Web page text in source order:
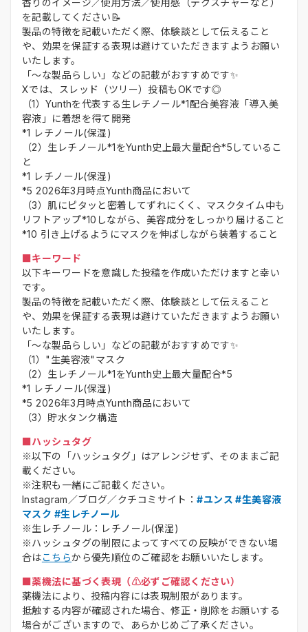
香りのイメージ／使用方法／使用感（テクスチャーなど）
を記載してください📝
製品の特徴を記載いただく際、体験談として伝えること
や、効果を保証する表現は避けていただきますようお願い
いたします。
「～な製品らしい」などの記載がおすすめです✨
Xでは、スレッド（ツリー）投稿もOKです◎
（1）Yunthを代表する生レチノール*1配合美容液「導入美
容液」に着想を得て開発
*1 レチノール(保湿)
（2）生レチノール*1をYunth史上最大量配合*5しているこ
と
*1 レチノール(保湿)
*5 2026年3月時点Yunth商品において
（3）肌にピタッと密着してずれにくく、マスクタイム中も
リフトアップ*10しながら、美容成分をしっかり届けること
*10 引き上げるようにマスクを伸ばしながら装着すること
■キーワード
以下キーワードを意識した投稿を作成いただけますと幸い
です。
製品の特徴を記載いただく際、体験談として伝えること
や、効果を保証する表現は避けていただきますようお願い
いたします。
「～な製品らしい」などの記載がおすすめです✨
（1）"生美容液"マスク
（2）生レチノール*1をYunth史上最大量配合*5
*1 レチノール(保湿)
*5 2026年3月時点Yunth商品において
（3）貯水タンク構造
■ハッシュタグ
※以下の「ハッシュタグ」はアレンジせず、そのままご記
載ください。
※注釈も一緒にご記載ください。
Instagram／ブログ／クチコミサイト：#ユンス #生美容液
マスク #生レチノール
※生レチノール：レチノール(保湿)
※ハッシュタグの制限によってすべての反映ができない場
合はこちらから優先順位のご確認をお願いいたします。
■薬機法に基づく表現（⚠️必ずご確認ください）
薬機法により、投稿内容には表現制限があります。
抵触する内容が確認された場合、修正・削除をお願いする
場合がございますので、あらかじめご了承ください。